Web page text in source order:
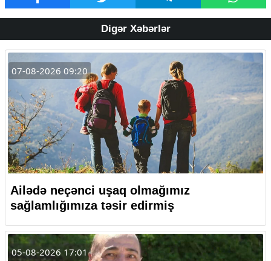
Digər Xəbərlər
07-08-2026 09:20
Ailədə neçənci uşaq olmağımız
sağlamlığımıza təsir edirmiş
05-08-2026 17:01